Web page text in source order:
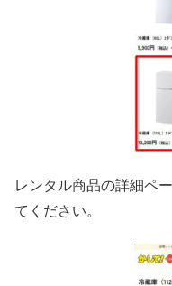
レンタル商品の詳細ペ
てください。